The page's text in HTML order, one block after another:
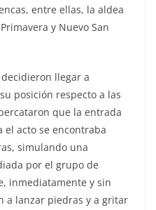
entre ellas, la aldea
y Nuevo San
llegar a
posición respecto a las
que la entrada
el acto se encontraba
simulando una
por el grupo de
inmediatamente y sin
a lanzar piedras y a gritar